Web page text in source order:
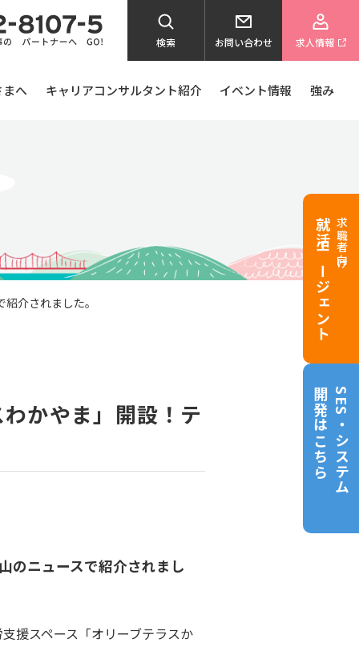
就活エージェント求職者向け
開発はこちらSES・システム
検索 お問い合わせ 求人情報
まへ キャリアコンサルタント紹介 イベント情報 強み
介されました。
かやま」開設！テ
のニュースで紹介されまし
援スペース「オリーブテラスか